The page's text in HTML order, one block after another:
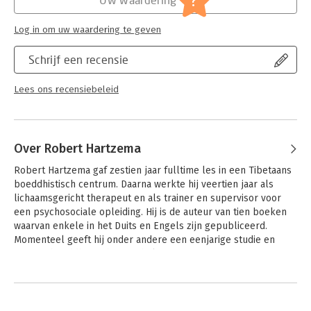
Schrijf een recensie
Lees ons recensiebeleid
Log in om uw waardering te geven
Over Robert Hartzema
Robert Hartzema gaf zestien jaar fulltime les in een Tibetaans
boeddhistisch centrum. Daarna werkte hij veertien jaar als
lichaamsgericht therapeut en als trainer en supervisor voor
een psychosociale opleiding. Hij is de auteur van tien boeken
waarvan enkele in het Duits en Engels zijn gepubliceerd.
Momenteel geeft hij onder andere een eenjarige studie en